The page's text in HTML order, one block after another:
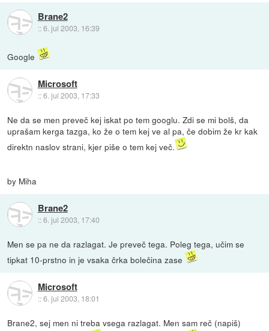
Brane2
::6. jul 2003, 16:39
Google
Microsoft
::6. jul 2003, 17:33
Ne da se men preveč kej iskat po tem googlu. Zdi se mi bolš, da
uprašam kerga tazga, ko že o tem kej ve al pa, če dobim že kr kak
direktn naslov strani, kjer piše o tem kej več.
by Miha
Brane2
::6. jul 2003, 17:40
Men se pa ne da razlagat. Je preveč tega. Poleg tega, učim se
tipkat 10-prstno in je vsaka črka bolečina zase
Microsoft
::6. jul 2003, 18:01
Brane2, sej men ni treba vsega razlagat. Men sam reč (napiš)